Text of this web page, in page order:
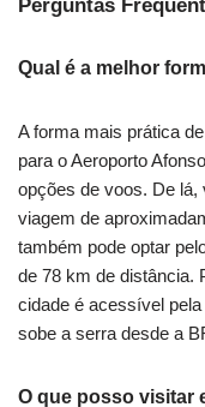
Perguntas
Qual é a melhor
A forma mais prática
para o Aeroporto
opções de voos. De lá,
viagem de
também pode optar
de 78 km de distância.
cidade é acessível
sobe a serra desde a
O que posso visitar